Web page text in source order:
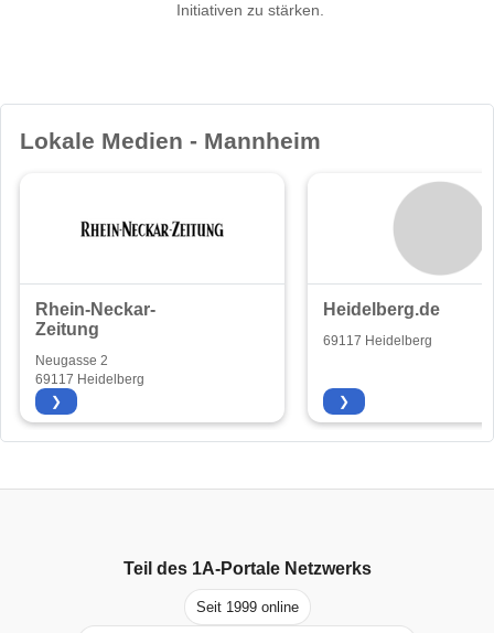
Initiativen zu stärken.
Lokale Medien - Mannheim
Rhein-Neckar-
Zeitung
Neugasse 2
69117 Heidelberg
❯
Heidelberg.de
69117 Heidelberg
❯
Teil des 1A-PortaleNetzwerks
Seit 1999 online